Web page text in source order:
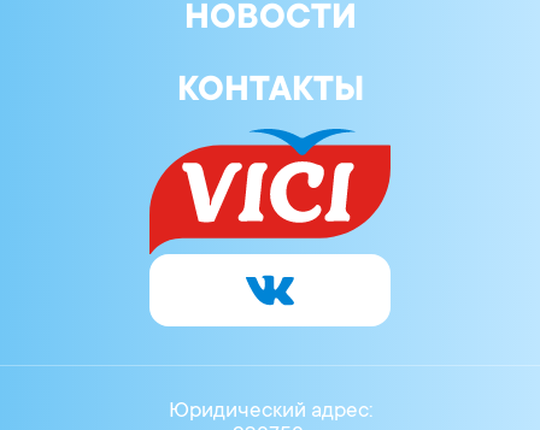
НОВОСТИ
КОНТАКТЫ
Юридический адрес: